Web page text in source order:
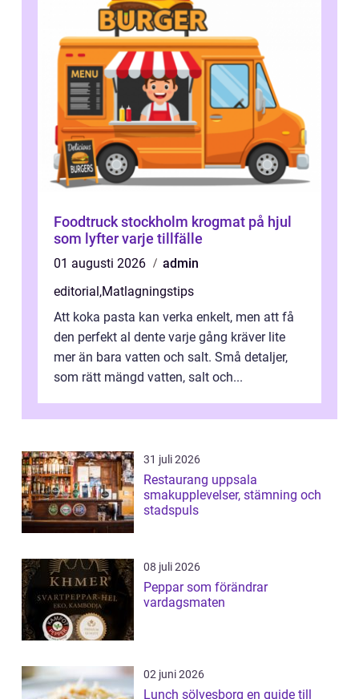
Foodtruck stockholm krogmat på hjul
som lyfter varje tillfälle
01 augusti 2026
admin
editorial,Matlagningstips
Att koka pasta kan verka enkelt, men att få
den perfekt al dente varje gång kräver lite
mer än bara vatten och salt. Små detaljer,
som rätt mängd vatten, salt och...
31 juli 2026
Restaurang uppsala
smakupplevelser, stämning och
stadspuls
08 juli 2026
Peppar som förändrar
vardagsmaten
02 juni 2026
Lunch sölvesborg en guide till